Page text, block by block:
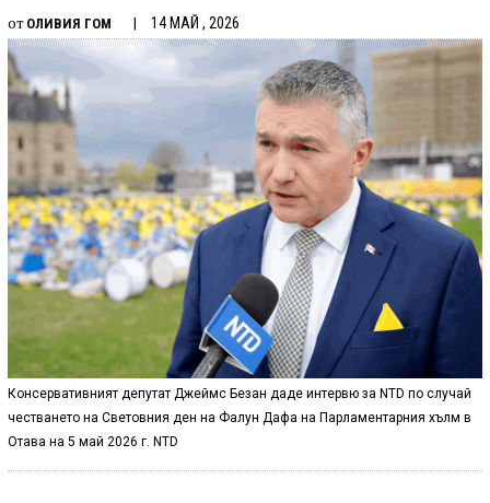
от ОЛИВИЯ ГОМ 14 МАЙ , 2026
Консервативният депутат Джеймс Безан даде интервю за NTD по случай
честването на Световния ден на Фалун Дафа на Парламентарния хълм в
Отава на 5 май 2026 г. NTD